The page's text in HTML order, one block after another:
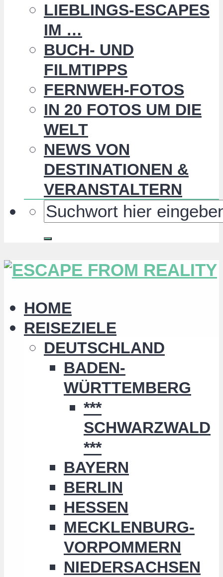
LIEBLINGS-ESCAPES
IM …
BUCH- UND
FILMTIPPS
FERNWEH-FOTOS
IN 20 FOTOS UM DIE
WELT
NEWS VON
DESTINATIONEN &
VERANSTALTERN
HOME
REISEZIELE
DEUTSCHLAND
BADEN-
WÜRTTEMBERG
***
SCHWARZWALD
***
BAYERN
BERLIN
HESSEN
MECKLENBURG-
VORPOMMERN
NIEDERSACHSEN